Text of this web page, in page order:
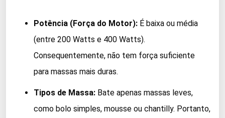
Potência (Força do Motor): É baixa ou média
(entre 200 Watts e 400 Watts).
Consequentemente, não tem força suficiente
para massas mais duras.
Tipos de Massa: Bate apenas massas leves,
como bolo simples, mousse ou chantilly. Portanto,